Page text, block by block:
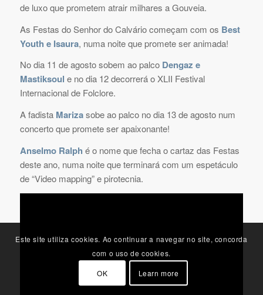
de luxo que prometem atrair milhares a Gouveia.
As Festas do Senhor do Calvário começam com os Best
Youth e Isaura, numa noite que promete ser animada!
No dia 11 de agosto sobem ao palco Dengaz e
Mastiksoul e no dia 12 decorrerá o XLII Festival
Internacional de Folclore.
A fadista Marizasobe ao palco no dia 13 de agosto num
concerto que promete ser apaixonante!
Anselmo Ralph é o nome que fecha o cartaz das Festas
deste ano, numa noite que terminará com um espetáculo
de “Video mapping” e pirotecnia.
Este site utiliza cookies. Ao continuar a navegar no site, concorda
com o uso de cookies.
OK
Learn more